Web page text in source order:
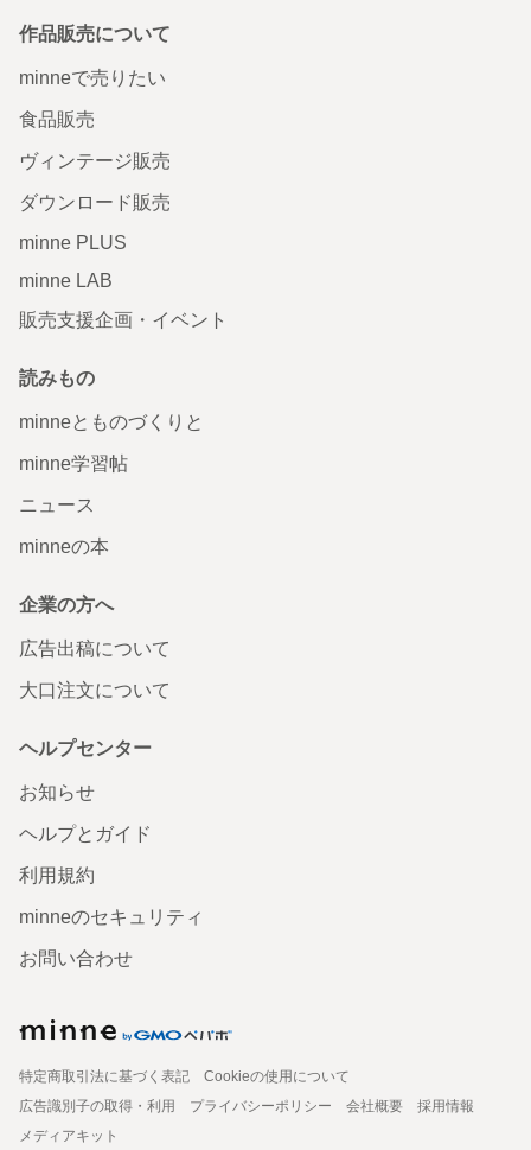
作品販売について
minneで売りたい
食品販売
ヴィンテージ販売
ダウンロード販売
minne PLUS
minne LAB
販売支援企画・イベント
読みもの
minneとものづくりと
minne学習帖
ニュース
minneの本
企業の方へ
広告出稿について
大口注文について
ヘルプセンター
お知らせ
ヘルプとガイド
利用規約
minneのセキュリティ
お問い合わせ
特定商取引法に基づく表記
Cookieの使用について
広告識別子の取得・利用
プライバシーポリシー 会社概要
採用情報
メディアキット